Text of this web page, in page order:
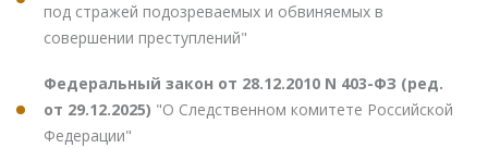
под стражей подозреваемых и обвиняемых в
совершении преступлений"
Федеральный закон от 28.12.2010 N 403-ФЗ (ред.
от 29.12.2025) "О Следственном комитете Российской
Федерации"